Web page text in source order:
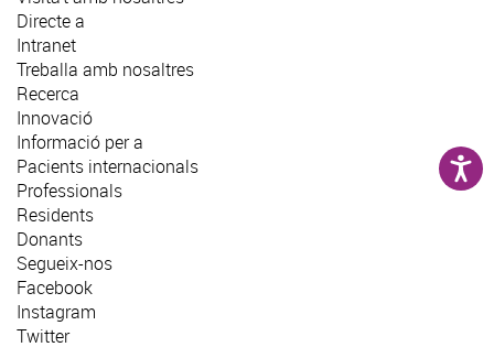
Directe a
Intranet
Treballa amb nosaltres
Recerca
Innovació
Informació per a
Pacients internacionals
Professionals
Residents
Donants
Segueix-nos
Facebook
Instagram
Twitter